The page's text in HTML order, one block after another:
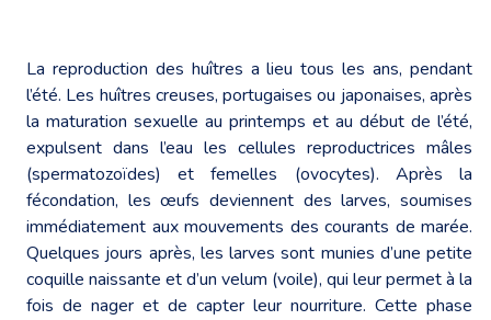
La reproduction des huîtres a lieu tous les ans, pendant
l’été. Les huîtres creuses, portugaises ou japonaises, après
la maturation sexuelle au printemps et au début de l’été,
expulsent dans l’eau les cellules reproductrices mâles
(spermatozoïdes) et femelles (ovocytes). Après la
fécondation, les œufs deviennent des larves, soumises
immédiatement aux mouvements des courants de marée.
Quelques jours après, les larves sont munies d’une petite
coquille naissante et d’un velum (voile), qui leur permet à la
fois de nager et de capter leur nourriture. Cette phase